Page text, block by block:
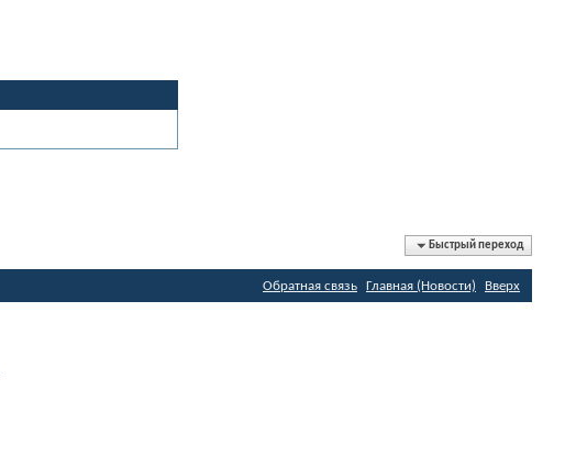
Быстрый переход
Обратная связь Главная (Новости) Вверх